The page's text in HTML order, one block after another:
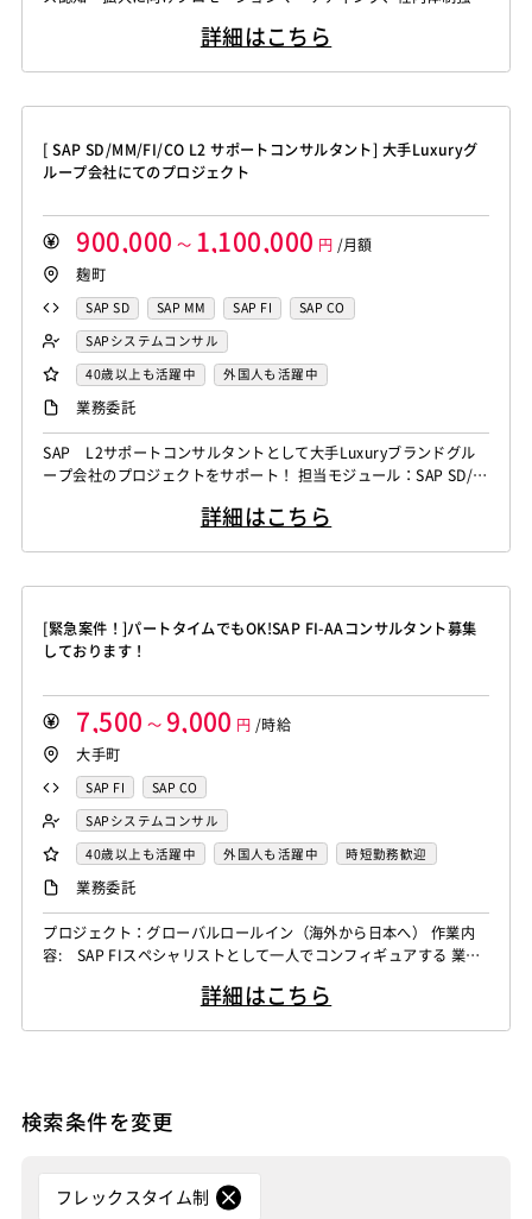
施策の立案・実行（ユーザー / クライアント両軸） ・各種リステ
詳細はこちら
[ SAP SD/MM/FI/CO L2 サポートコンサルタント] 大手Luxuryグ
ループ会社にてのプロジェクト
900,000 ～ 1,100,000 円 /月額
麹町
SAP SD SAP MM SAP FI
SAP CO
SAPシステムコンサル
40歳以上も活躍中
外国人も活躍中
業務委託
SAP L2サポートコンサルタントとして大手Luxuryブランドグル
ープ会社のプロジェクトをサポート！ 担当モジュール：SAP SD/M
詳細はこちら
[緊急案件！]パートタイムでもOK!SAP FI-AAコンサルタント募集
しております！
7,500 ～ 9,000 円 /時給
大手町
SAP FI
SAP CO
SAPシステムコンサル
40歳以上も活躍中
外国人も活躍中 時短勤務歓迎
業務委託
プロジェクト：グローバルロールイン（海外から日本へ） 作業内
容: SAP FIスペシャリストとして一人でコンフィギュアする 業
詳細はこちら
検索条件を変更
フレックスタイム制